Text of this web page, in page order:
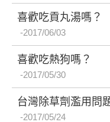
喜歡吃貢丸湯嗎？
2017/06/03
喜歡吃熱狗嗎？
2017/05/30
台灣除草劑濫用問
2017/05/24